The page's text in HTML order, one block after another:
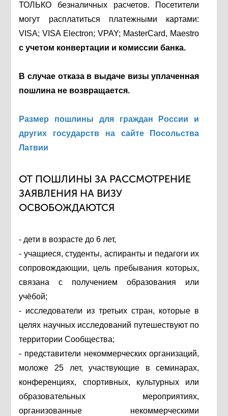
ТОЛЬКО безналичных расчетов. Посетители
могут расплатиться платежными картами:
VISA; VISA Electron; VPAY; MasterCard, Maestro
с учетом конвертации и комиссии банка.
В случае отказа в выдаче визы уплаченная
пошлина не возвращается.
Размер пошлины для граждан России и
других государств на сайте Посольства
Латвии
ОТ ПОШЛИНЫ ЗА РАССМОТРЕНИЕ
ЗАЯВЛЕНИЯ НА ВИЗУ
ОСВОБОЖДАЮТСЯ
- дети в возрасте до 6 лет,
- учащиеся, студенты, аспиранты и педагоги их
сопровождающии, цель пребывания которых,
связана с получением образования или
учёбой;
- исследователи из третьих стран, которые в
целях научных исследований путешествуют по
территории Сообщества;
- представители некоммерческих организаций,
моложе 25 лет, участвующие в семинарах,
конференциях, спортивных, культурных или
образовательных мероприятиях,
организованные некоммерческими